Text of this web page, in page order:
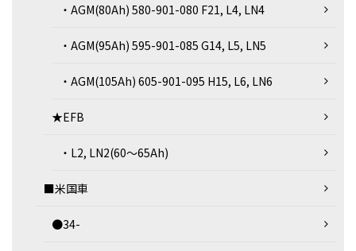
・AGM(80Ah) 580-901-080 F21, L4, LN4
・AGM(95Ah) 595-901-085 G14, L5, LN5
・AGM(105Ah) 605-901-095 H15, L6, LN6
★EFB
・L2, LN2(60～65Ah)
■米国車
●34-